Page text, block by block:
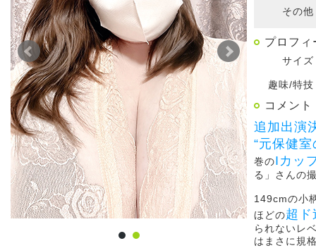
その他
プロフィ
サイズ
趣味/特技
コメント
追加出演
“元保健室
巻のIカッ
る」さんの
149cmの小
ほどの超ド
られないレ
はまさに規